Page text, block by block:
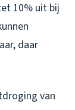
10% uit bij
daar
van